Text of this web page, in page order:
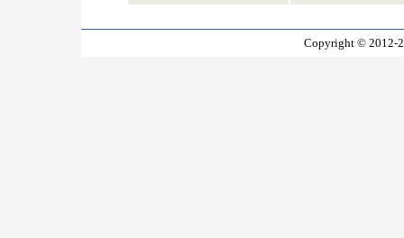
Copyright © 2012-